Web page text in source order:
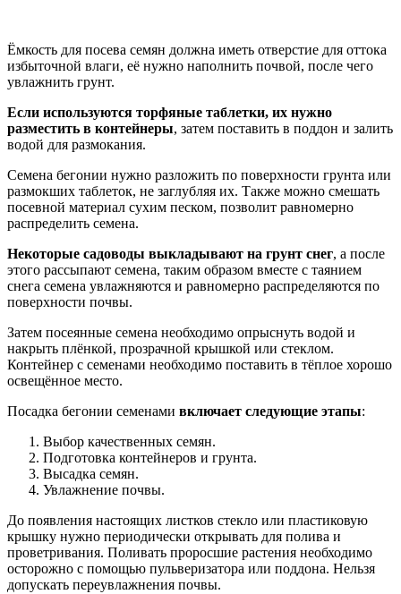
Ёмкость для посева семян должна иметь отверстие для оттока
избыточной влаги, её нужно наполнить почвой, после чего
увлажнить грунт.
Если используются торфяные таблетки, их нужно
разместить в контейнеры, затем поставить в поддон и залить
водой для размокания.
Семена бегонии нужно разложить по поверхности грунта или
размокших таблеток, не заглубляя их. Также можно смешать
посевной материал сухим песком, позволит равномерно
распределить семена.
Некоторые садоводы выкладывают на грунт снег, а после
этого рассыпают семена, таким образом вместе с таянием
снега семена увлажняются и равномерно распределяются по
поверхности почвы.
Затем посеянные семена необходимо опрыснуть водой и
накрыть плёнкой, прозрачной крышкой или стеклом.
Контейнер с семенами необходимо поставить в тёплое хорошо
освещённое место.
Посадка бегонии семенами включает следующие этапы:
Выбор качественных семян.
Подготовка контейнеров и грунта.
Высадка семян.
Увлажнение почвы.
До появления настоящих листков стекло или пластиковую
крышку нужно периодически открывать для полива и
проветривания. Поливать проросшие растения необходимо
осторожно с помощью пульверизатора или поддона. Нельзя
допускать переувлажнения почвы.